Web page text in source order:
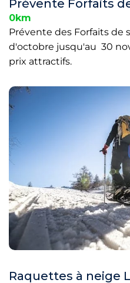
Prévente Forfaits
0km
Prévente des Forfaits de
d'octobre jusqu'au 30
prix attractifs.
Raquettes à neige